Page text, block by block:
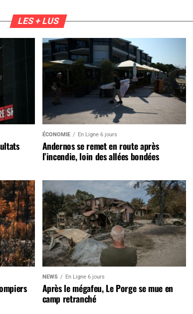
LES + LUS
ÉCONOMIE En Ligne 6 jours
Andernos se remet en route après
l’incendie, loin des allées bondées
NEWS En Ligne 6 jours
Après le mégafeu, Le Porge se mue en
camp retranché